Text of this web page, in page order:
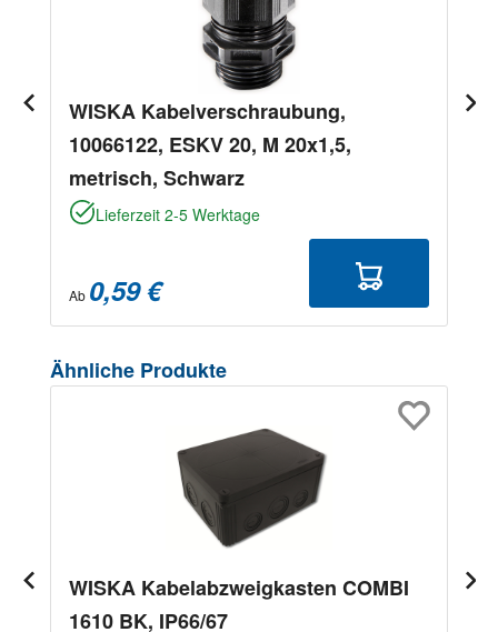
WISKA Kabelverschraubung,
10066122, ESKV 20, M 20x1,5,
metrisch, Schwarz
Lieferzeit 2-5 Werktage
Ab 0,59 €
Produktgalerie überspringen
Ähnliche Produkte
WISKA Kabelabzweigkasten COMBI
1610 BK, IP66/67